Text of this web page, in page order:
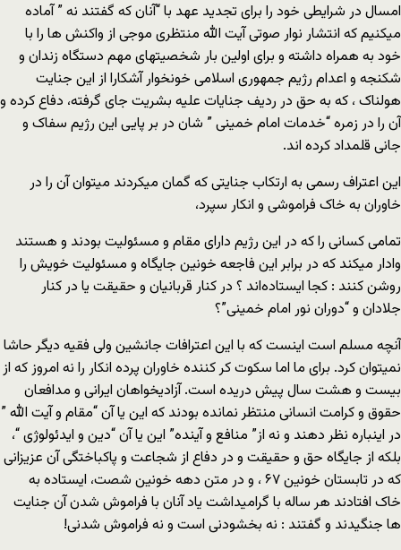
امسال در شرایطی خود را برای تجدید عهد با “آنان که گفتند نه ” آماده
میکنیم که انتشار نوار صوتی آیت الله منتظری موجی از واکنش ها را با
خود به همراه داشته و برای اولین بار شخصیتهای مهم دستگاه زندان و
شکنجه و اعدام رژیم جمهوری اسلامی خونخوار آشکارا از این جنایت
هولناک ، که به حق در ردیف جنایات علیه بشریت جای گرفته، دفاع کرده و
آن را در زمره “خدمات امام خمینی ” شان در بر پایی این رژیم سفاک و
جانی قلمداد کرده اند.
این اعتراف رسمی به ارتکاب جنایتی که گمان میکردند میتوان آن را در
خاوران به خاک فراموشی و انکار سپرد،
تمامی کسانی را که در این رژیم دارای مقام و مسئولیت بودند و هستند
وادار میکند که در برابر این فاجعه خونین جایگاه و مسئولیت خویش را
روشن کنند : کجا ایستاده‌اند ؟ در کنار قربانیان و حقیقت یا در کنار
جلادان و “دوران نور امام خمینی”؟
آنچه مسلم است اینست که با این اعترافات جانشین ولی فقیه دیگر حاشا
نمیتوان کرد. برای ما اما سکوت کر کننده خاوران پرده انکار را نه امروز که از
بیست و هشت سال پیش دریده است. آزادیخواهان ایرانی و مدافعان
حقوق و کرامت انسانی منتظر نمانده بودند که این یا آن “مقام و آیت الله ”
در اینباره نظر دهند و نه از” منافع و آینده” این یا آن “دین و ایدئولوژی “،
بلکه از جایگاه حق و حقیقت و در دفاع از شجاعت و پاکباختگی آن عزیزانی
که در تابستان خونین ۶۷ ، و در متن دهه خونین شصت، ایستاده به
خاک افتادند هر ساله با گرامیداشت یاد آنان با فراموش شدن آن جنایت
ها جنگیدند و گفتند : نه بخشودنی است و نه فراموش شدنی!